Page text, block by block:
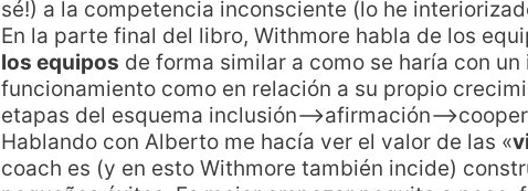
sé!) a la competencia inconsciente (lo he
En la parte final del libro, Withmore habla de los
los equipos de forma similar a como se haría con
funcionamiento como en relación a su propio
etapas del esquema
Hablando con Alberto me hacía ver el valor de las «
coach es (y en esto Withmore también incide)